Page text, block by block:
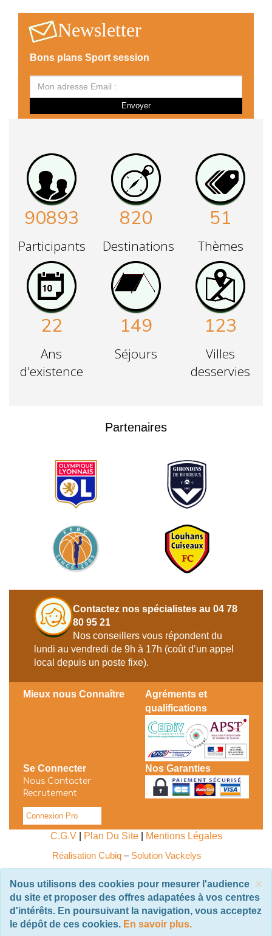
Newsletter
Bons plans Sport session
Envoyer
90893
Participants
820
Destinations
51
Thèmes
22
Ans
d'existence
149
Séjours
123
Villes
desservies
Partenaires
Contactez nos spécialistes au 04 78
80 95 21
Nos conseillers vous répondent du
lundi au vendredi de 9h à 17h (coût d’un appel
local depuis un poste fixe).
Mieux nous Connaître
Agréments et
qualifications
Se Connecter
Nous Contacter
Recrutement
Connexion Pro
Nos Garanties
C.G.V| Plan Du Site|
Mentions Légales
Réalisation Cubiq – Solution Vackelys
×
Nous utilisons des cookies pour mesurer l'audience
du site et proposer des offres adapatées à vos centres
d'intérêts. En poursuivant la navigation, vous acceptez
le dépôt de ces cookies. En savoir plus.